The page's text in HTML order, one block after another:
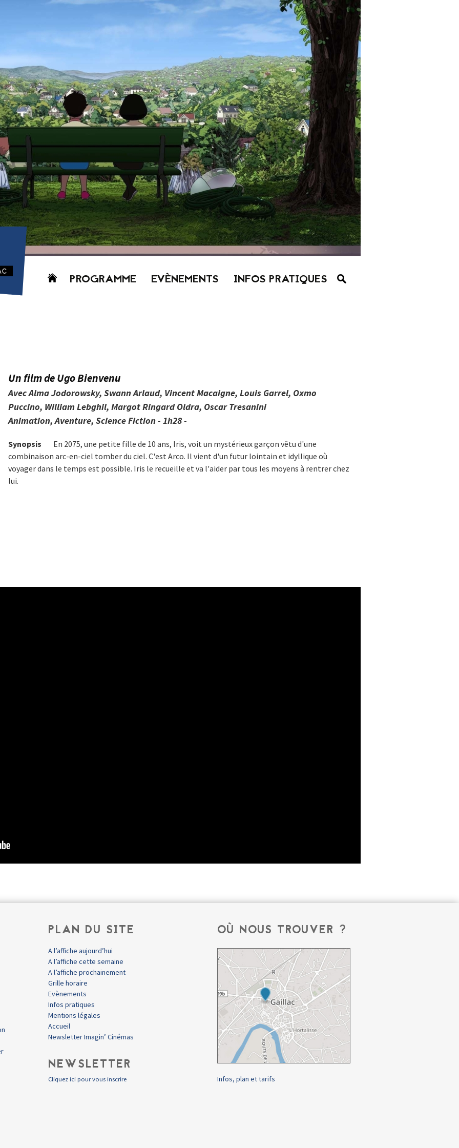
Aller
PROGRAMME
PROGRAMME
PDF
EVÈNEMENTS INFOS PRATIQUES
Un film de Ugo Bienvenu
Avec Alma Jodorowsky, Swann Arlaud, Vincent Macaigne, Louis Garrel, Oxmo
Puccino, William Lebghil, Margot Ringard Oldra, Oscar Tresanini
Animation, Aventure, Science Fiction - 1h28 -
Synopsis
En 2075, une petite fille de 10 ans, Iris, voit un mystérieux garçon vêtu d'une
combinaison arc-en-ciel tomber du ciel. C'est Arco. Il vient d'un futur lointain et idyllique où
voyager dans le temps est possible. Iris le recueille et va l'aider par tous les moyens à rentrer chez
lui.
PLAN DU SITE
A l’affiche aujourd’hui
A l’affiche cette semaine
A l’affiche prochainement
Grille horaire
Evènements
Infos pratiques
Mentions légales
Accueil
Newsletter Imagin’ Cinémas
NEWSLETTER
Cliquez ici pour vous inscrire
OÙ NOUS TROUVER ?
Infos, plan et tarifs